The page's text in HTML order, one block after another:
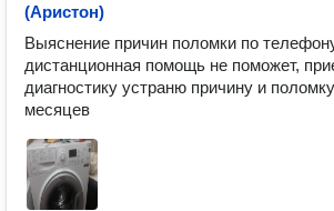
(Аристон)
Выяснение причин поломки по
дистанционная помощь не поможет,
диагностику устраню причину и
месяцев